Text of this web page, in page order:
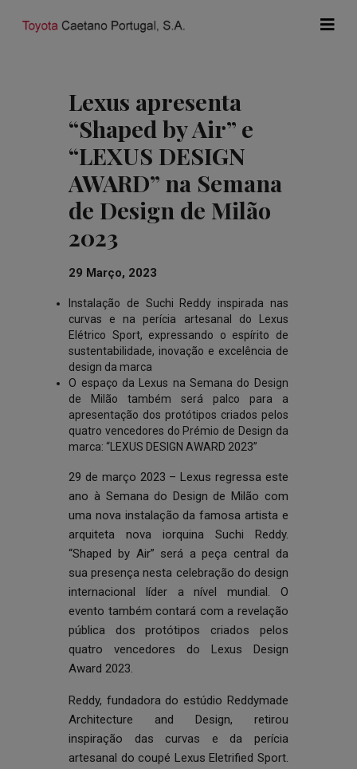
Lexus apresenta
“Shaped by Air” e
“LEXUS DESIGN
AWARD” na Semana
de Design de Milão
2023
29 Março, 2023
Instalação de Suchi Reddy inspirada nas
curvas e na perícia artesanal do Lexus
Elétrico Sport, expressando o espírito de
sustentabilidade, inovação e excelência de
design da marca
O espaço da Lexus na Semana do Design
de Milão também será palco para a
apresentação dos protótipos criados pelos
quatro vencedores do Prémio de Design da
marca: “LEXUS DESIGN AWARD 2023”
29 de março 2023 – Lexus regressa este
ano à Semana do Design de Milão com
uma nova instalação da famosa artista e
arquiteta nova iorquina Suchi Reddy.
“Shaped by Air” será a peça central da
sua presença nesta celebração do design
internacional líder a nível mundial. O
evento também contará com a revelação
pública dos protótipos criados pelos
quatro vencedores do Lexus Design
Award 2023.
Reddy, fundadora do estúdio Reddymade
Architecture and Design, retirou
inspiração das curvas e da perícia
artesanal do coupé Lexus Eletrified Sport.